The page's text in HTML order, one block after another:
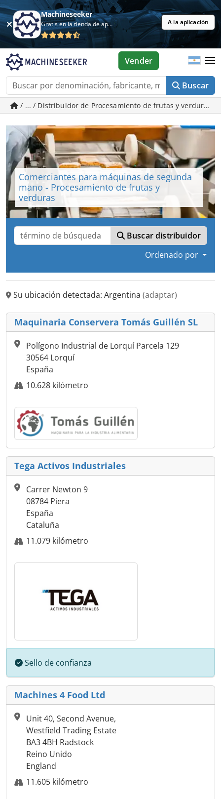
Machineseeker
Gratis en la tienda de aplicaciones A la aplicación
Buscar
Vender
/ ... / Distribuidor de Procesamiento de frutas y verduras
Comerciantes para máquinas de segunda
mano - Procesamiento de frutas y
verduras
Buscar distribuidor
Ordenado por
Su ubicación detectada: Argentina (adaptar)
Maquinaria Conservera Tomás Guillén SL
Polígono Industrial de Lorquí Parcela 129
30564 Lorquí
España
10.628 kilómetro
Tega Activos Industriales
Carrer Newton 9
08784 Piera
España
Cataluña
11.079 kilómetro
Sello de confianza
Machines 4 Food Ltd
Unit 40, Second Avenue,
Westfield Trading Estate
BA3 4BH Radstock
Reino Unido
England
11.605 kilómetro